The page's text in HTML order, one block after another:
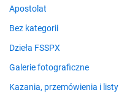
Apostolat
Bez kategorii
Dzieła FSSPX
Galerie fotograficzne
Kazania, przemówienia i listy